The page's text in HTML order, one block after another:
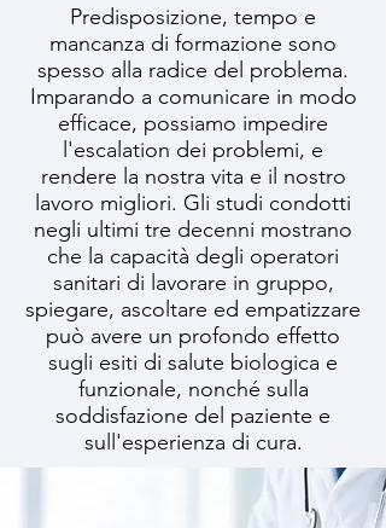
Predisposizione, tempo e
mancanza di formazione sono
spesso alla radice del problema.
Imparando a comunicare in modo
efficace, possiamo impedire
l'escalation dei problemi, e
rendere la nostra vita e il nostro
lavoro migliori. Gli studi condotti
negli ultimi tre decenni mostrano
che la capacità degli operatori
sanitari di lavorare in gruppo,
spiegare, ascoltare ed empatizzare
può avere un profondo effetto
sugli esiti di salute biologica e
funzionale, nonché sulla
soddisfazione del paziente e
sull'esperienza di cura.